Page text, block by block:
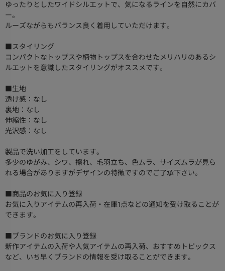
ゆったりとしたワイドシルエットで、気になるラインを自然にカバ
ー。
ルーズながらもバランス良く着用していただけます。
■スタイリング
コンパクトなトップスや柄物トップスを合わせたメリハリのあるシ
ルエットを意識したスタイリングがオススメです。
■生地
透け感：なし
裏地：なし
伸縮性：なし
光沢感：なし
製品で洗い加工をしています。
多少のゆがみ、シワ、擦れ、毛羽立ち、色ムラ、サイズムラが見ら
れる場合がありますがデザインの特徴ですのでご了承下さい。
■商品のお気に入り登録
お気に入りアイテムの再入荷・在庫1点などの通知を受け取ることが
できます。
■ブランドのお気に入り登録
新作アイテムの入荷や人気アイテムの再入荷、おすすめトピックス
など、いち早くブランドの情報を受け取ることができます。